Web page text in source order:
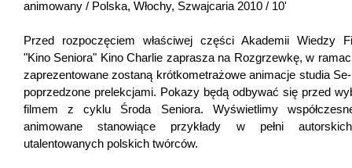
animowany / Polska, Włochy, Szwajcaria 2010 / 10'
Przed rozpoczęciem właściwej części Akademii Wiedzy
"Kino Seniora" Kino Charlie zaprasza na Rozgrzewkę, w
zaprezentowane zostaną krótkometrażowe animacje studia
poprzedzone prelekcjami. Pokazy będą odbywać się przed
filmem z cyklu Środa Seniora. Wyświetlimy
animowane stanowiące przykłady w pełni
utalentowanych polskich twórców.